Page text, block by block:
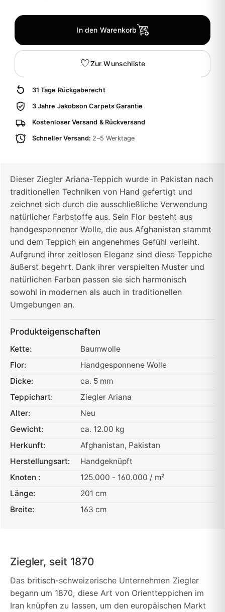
In den Warenkorb
Zur Wunschliste
31 Tage Rückgaberecht
3 Jahre Jakobson Carpets Garantie
Kostenloser Versand & Rückversand
Schneller Versand: 2–5 Werktage
Dieser Ziegler Ariana-Teppich wurde in Pakistan nach
traditionellen Techniken von Hand gefertigt und
zeichnet sich durch die ausschließliche Verwendung
natürlicher Farbstoffe aus. Sein Flor besteht aus
handgesponnener Wolle, die aus Afghanistan stammt
und dem Teppich ein angenehmes Gefühl verleiht.
Aufgrund ihrer zeitlosen Eleganz sind diese Teppiche
äußerst begehrt. Dank ihrer verspielten Muster und
natürlichen Farben passen sie sich harmonisch
sowohl in modernen als auch in traditionellen
Umgebungen an.
Produkteigenschaften
Kette:
Baumwolle
Flor:
Handgesponnene Wolle
Dicke:
ca. 5 mm
Teppichart:
Ziegler Ariana
Alter:
Neu
Gewicht:
ca. 12.00 kg
Herkunft:
Afghanistan, Pakistan
Herstellungsart:
Handgeknüpft
Knoten :
125.000 - 160.000 / m²
Länge:
201 cm
Breite:
163 cm
Ziegler, seit 1870
Das britisch-schweizerische Unternehmen Ziegler
begann um 1870, diese Art von Orientteppichen im
Iran knüpfen zu lassen, um den europäischen Markt